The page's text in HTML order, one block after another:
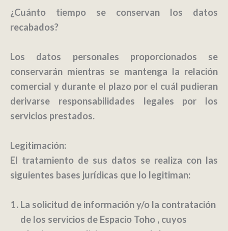
¿Cuánto tiempo se conservan los datos
recabados?
Los datos personales proporcionados se
conservarán mientras se mantenga la relación
comercial y durante el plazo por el cuál pudieran
derivarse responsabilidades legales por los
servicios prestados.
Legitimación:
El tratamiento de sus datos se realiza con las
siguientes bases jurídicas que lo legitiman:
La solicitud de información y/o la contratación
de los servicios de Espacio Toho , cuyos